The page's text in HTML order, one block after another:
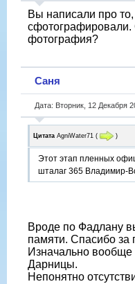
Вы написали про
сфотографировали.
фотография?
Саня
Дата: Вторник, 12 Декабря
Цитата AgniWater71 ( )
Этот этап пленных
шталаг 365 Владимир-
Вроде по Фадлану
памяти. Спасибо за
Изначально вообще
Дарницы.
Непонятно